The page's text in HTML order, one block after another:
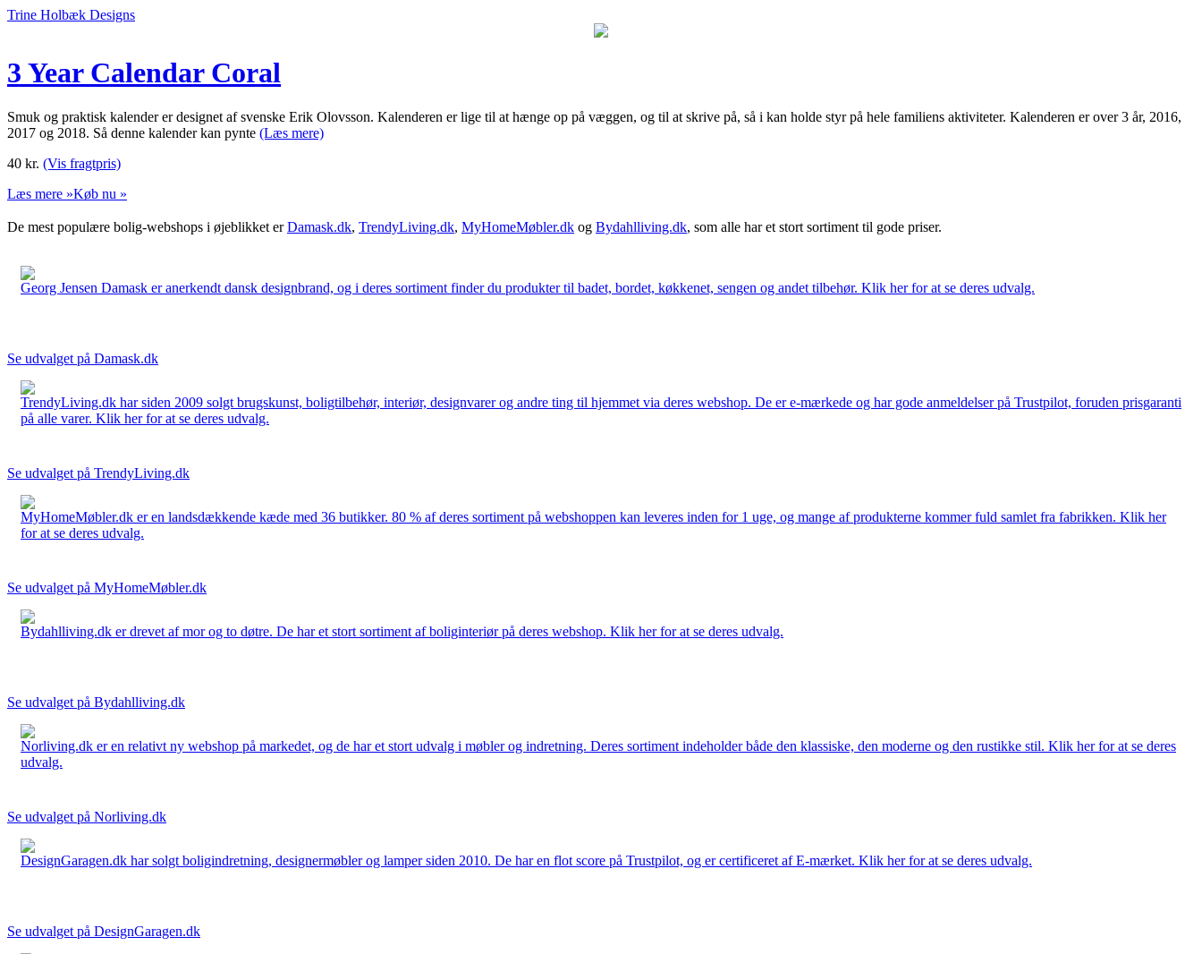
Trine Holbæk Designs
3 Year Calendar Coral
Smuk og praktisk kalender er designet af svenske Erik Olovsson. Kalenderen er lige til at hænge op på væggen, og til at skrive på, så i kan holde styr på hele familiens aktiviteter. Kalenderen er over 3 år, 2016,
2017 og 2018. Så denne kalender kan pynte (Læs mere)
40 kr. (Vis fragtpris)
Læs mere »Køb nu »
De mest populære bolig-webshops i øjeblikket erDamask.dk, TrendyLiving.dk, MyHomeMøbler.dk og Bydahlliving.dk, som alle har et stort sortiment til gode priser.
Georg Jensen Damask er anerkendt dansk designbrand, og i deres sortiment finder du produkter til badet, bordet, køkkenet, sengen og andet tilbehør. Klik her for at se deres udvalg.
Se udvalget på Damask.dk
TrendyLiving.dk har siden 2009 solgt brugskunst, boligtilbehør, interiør, designvarer og andre ting til hjemmet via deres webshop. De er e-mærkede og har gode anmeldelser på Trustpilot, foruden prisgaranti
på alle varer. Klik her for at se deres udvalg.
Se udvalget på TrendyLiving.dk
MyHomeMøbler.dk er en landsdækkende kæde med 36 butikker. 80 % af deres sortiment på webshoppen kan leveres inden for 1 uge, og mange af produkterne kommer fuld samlet fra fabrikken. Klik her
for at se deres udvalg.
Se udvalget på MyHomeMøbler.dk
Bydahlliving.dk er drevet af mor og to døtre. De har et stort sortiment af boliginteriør på deres webshop. Klik her for at se deres udvalg.
Se udvalget på Bydahlliving.dk
Norliving.dk er en relativt ny webshop på markedet, og de har et stort udvalg i møbler og indretning. Deres sortiment indeholder både den klassiske, den moderne og den rustikke stil. Klik her for at se deres
udvalg.
Se udvalget på Norliving.dk
DesignGaragen.dk har solgt boligindretning, designermøbler og lamper siden 2010. De har en flot score på Trustpilot, og er certificeret af E-mærket. Klik her for at se deres udvalg.
Se udvalget på DesignGaragen.dk